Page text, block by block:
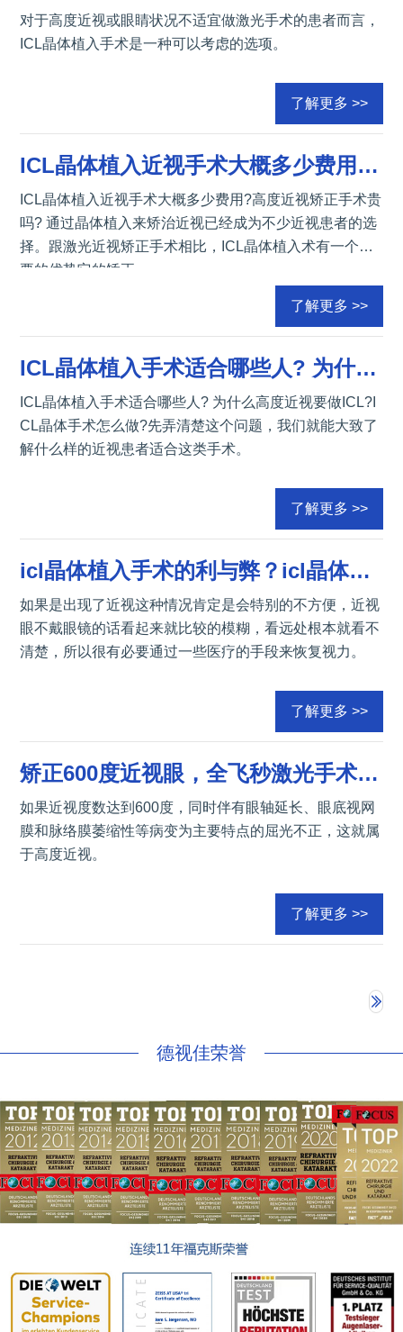
对于高度近视或眼睛状况不适宜做激光手术的患者而言，
ICL晶体植入手术是一种可以考虑的选项。
了解更多 >>
ICL晶体植入近视手术大概多少费用？高度近视矫正手术贵吗？
ICL晶体植入近视手术大概多少费用?高度近视矫正手术贵
吗? 通过晶体植入来矫治近视已经成为不少近视患者的选
择。跟激光近视矫正手术相比，ICL晶体植入术有一个主
要的优势它的矫正
了解更多 >>
ICL晶体植入手术适合哪些人? 为什么高度近视要做ICL？
ICL晶体植入手术适合哪些人? 为什么高度近视要做ICL?I
CL晶体手术怎么做?先弄清楚这个问题，我们就能大致了
解什么样的近视患者适合这类手术。
了解更多 >>
icl晶体植入手术的利与弊？icl晶体植入多少钱？
如果是出现了近视这种情况肯定是会特别的不方便，近视
眼不戴眼镜的话看起来就比较的模糊，看远处根本就看不
清楚，所以很有必要通过一些医疗的手段来恢复视力。
了解更多 >>
矫正600度近视眼，全飞秒激光手术和ICL晶体植入手术哪种好？
如果近视度数达到600度，同时伴有眼轴延长、眼底视网
膜和脉络膜萎缩性等病变为主要特点的屈光不正，这就属
于高度近视。
了解更多 >>
德视佳荣誉